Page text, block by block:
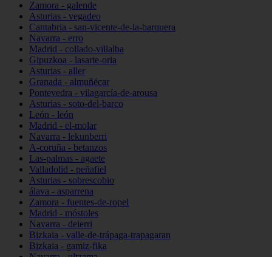
Zamora - galende
Asturias - vegadeo
Cantabria - san-vicente-de-la-barquera
Navarra - erro
Madrid - collado-villalba
Gipuzkoa - lasarte-oria
Asturias - aller
Granada - almuñécar
Pontevedra - vilagarcía-de-arousa
Asturias - soto-del-barco
León - león
Madrid - el-molar
Navarra - lekunberri
A-coruña - betanzos
Las-palmas - agaete
Valladolid - peñafiel
Asturias - sobrescobio
álava - asparrena
Zamora - fuentes-de-ropel
Madrid - móstoles
Navarra - deierri
Bizkaia - valle-de-trápaga-trapagaran
Bizkaia - gamiz-fika